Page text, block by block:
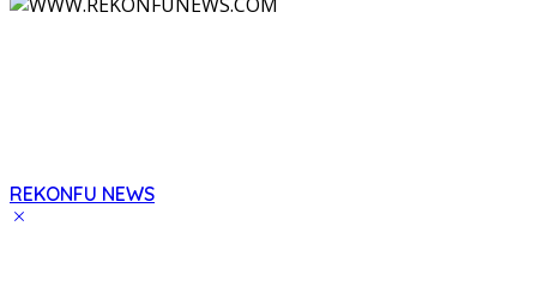
REKONFU NEWS
Tegas,